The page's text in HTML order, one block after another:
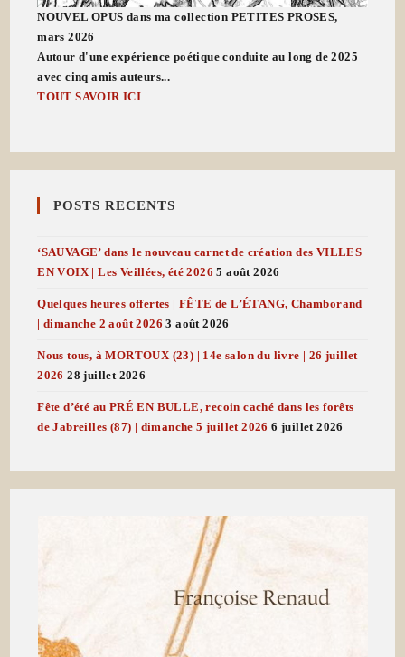
NOUVEL OPUS dans ma collection PETITES PROSES,
mars 2026
Autour d'une expérience poétique conduite au long de 2025
avec cinq amis auteurs...
TOUT SAVOIR ICI
POSTS RECENTS
‘SAUVAGE’ dans le nouveau carnet de création des VILLES
EN VOIX | Les Veillées, été 2026 5 août 2026
Quelques heures offertes | FÊTE de L’ÉTANG, Chamborand
| dimanche 2 août 2026 3 août 2026
Nous tous, à MORTOUX (23) | 14e salon du livre | 26 juillet
2026 28 juillet 2026
Fête d’été au PRÉ EN BULLE, recoin caché dans les forêts
de Jabreilles (87) | dimanche 5 juillet 2026 6 juillet 2026